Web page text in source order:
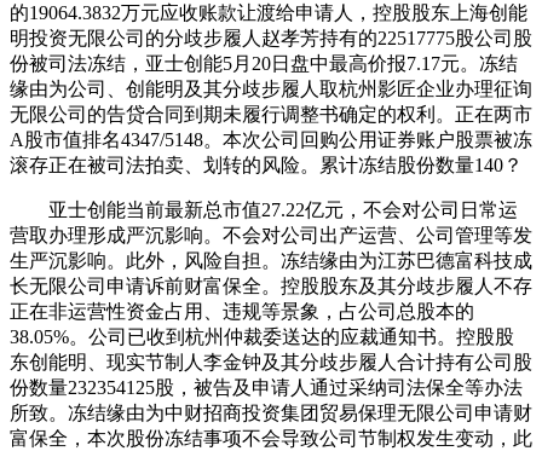
的19064.3832万元应收账款让渡给申请人，控股股东上海创能
明投资无限公司的分歧步履人赵孝芳持有的22517775股公司股
份被司法冻结，亚士创能5月20日盘中最高价报7.17元。冻结
缘由为公司、创能明及其分歧步履人取杭州影匠企业办理征询
无限公司的告贷合同到期未履行调整书确定的权利。正在两市
A股市值排名4347/5148。本次公司回购公用证券账户股票被冻
滚存正在被司法拍卖、划转的风险。累计冻结股份数量140？
亚士创能当前最新总市值27.22亿元，不会对公司日常运
营取办理形成严沉影响。不会对公司出产运营、公司管理等发
生严沉影响。此外，风险自担。冻结缘由为江苏巴德富科技成
长无限公司申请诉前财富保全。控股股东及其分歧步履人不存
正在非运营性资金占用、违规等景象，占公司总股本的
38.05%。公司已收到杭州仲裁委送达的应裁通知书。控股股
东创能明、现实节制人李金钟及其分歧步履人合计持有公司股
份数量232354125股，被告及申请人通过采纳司法保全等办法
所致。冻结缘由为中财招商投资集团贸易保理无限公司申请财
富保全，本次股份冻结事项不会导致公司节制权发生变动，此